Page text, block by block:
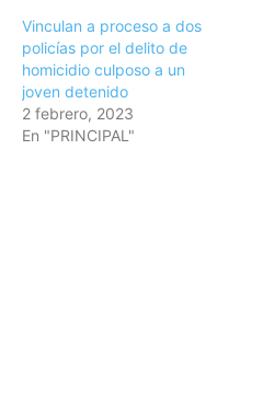
Vinculan a proceso a dos
policías por el delito de
homicidio culposo a un
joven detenido
2 febrero, 2023
En "PRINCIPAL"